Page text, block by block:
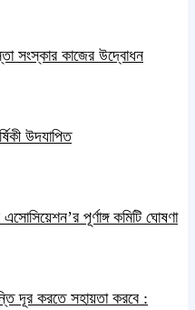
সংস্কার কাজের উদ্বোধন
উদযাপিত
পূর্ণাঙ্গ কমিটি ঘোষণা
দূর করতে সহায়তা করবে :